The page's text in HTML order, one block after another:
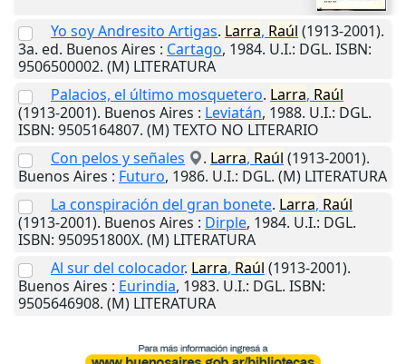
Yo soy Andresito Artigas. Larra, Raúl (1913-2001).
3a. ed. Buenos Aires : Cartago, 1984. U.I.: DGL. ISBN:
9506500002. (M) LITERATURA
Palacios, el último mosquetero. Larra, Raúl
(1913-2001). Buenos Aires : Leviatán, 1988. U.I.: DGL.
ISBN: 9505164807. (M) TEXTO NO LITERARIO
Con pelos y señales
. Larra, Raúl (1913-2001).
Buenos Aires : Futuro, 1986. U.I.: DGL. (M) LITERATURA
La conspiración del gran bonete. Larra, Raúl
(1913-2001). Buenos Aires : Dirple, 1984. U.I.: DGL.
ISBN: 950951800X. (M) LITERATURA
Al sur del colocador. Larra, Raúl (1913-2001).
Buenos Aires : Eurindia, 1983. U.I.: DGL. ISBN:
9505646908. (M) LITERATURA